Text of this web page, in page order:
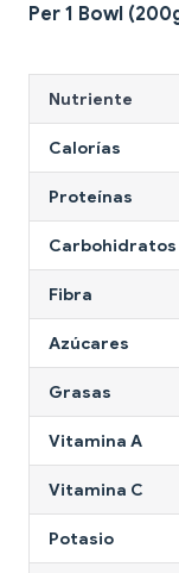
Per 1 Bowl
Nutriente
Calorías
Proteínas
Carbohidratos
Fibra
Azúcares
Grasas
Vitamina A
Vitamina C
Potasio